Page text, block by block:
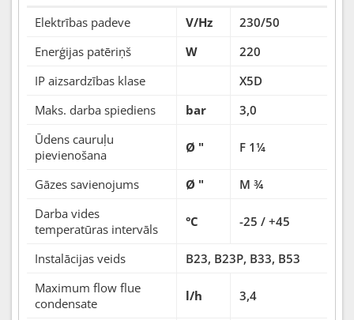
Elektrības padeve
V/Hz
230/50
Enerģijas patēriņš
W
220
IP aizsardzības klase
X5D
Maks. darba spiediens
bar
3,0
Ūdens cauruļu
pievienošana
Ø " F 1¼
Gāzes savienojums Ø "
M ¾
Darba vides
temperatūras intervāls
°C -25 / +45
Instalācijas veids
B23, B23P, B33, B53
Maximum flow flue
condensate
l/h 3,4